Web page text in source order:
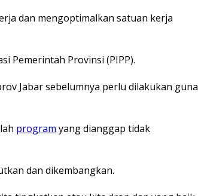
dan mengoptimalkan satuan kerja
Pemerintah Provinsi (PIPP).
Jabar sebelumnya perlu dilakukan guna
program yang dianggap tidak
dan dikembangkan.